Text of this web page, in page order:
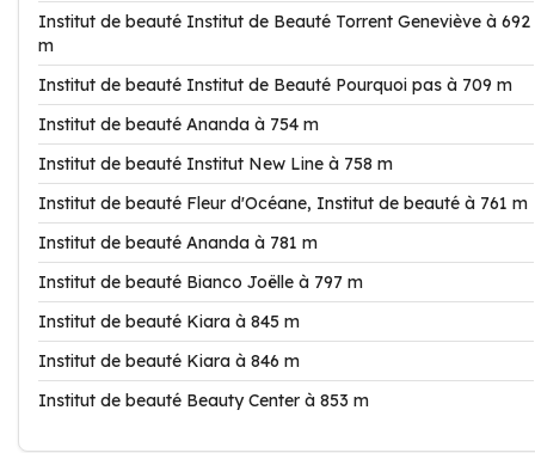
Institut de beauté Institut de Beauté Torrent Geneviève à 692
m
Institut de beauté Institut de Beauté Pourquoi pas à 709 m
Institut de beauté Ananda à 754 m
Institut de beauté Institut New Line à 758 m
Institut de beauté Fleur d'Océane, Institut de beauté à 761 m
Institut de beauté Ananda à 781 m
Institut de beauté Bianco Joëlle à 797 m
Institut de beauté Kiara à 845 m
Institut de beauté Kiara à 846 m
Institut de beauté Beauty Center à 853 m